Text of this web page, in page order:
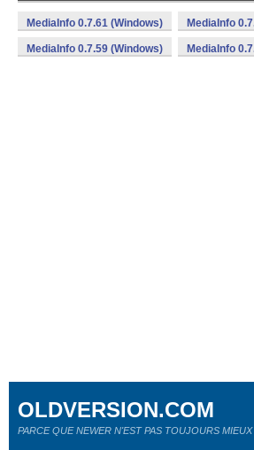
MediaInfo 0.7.61 (Windows) MediaInfo
MediaInfo 0.7.59 (Windows) MediaInfo
OLDVERSION.COM
PARCE QUE NEWER N'EST PAS TOUJOURS MIEUX